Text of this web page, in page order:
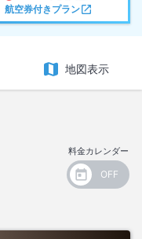
航空券付きプラン
地図表示
料金カレンダー